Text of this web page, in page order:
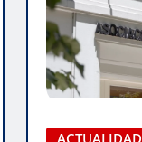
ACTUALIDAD